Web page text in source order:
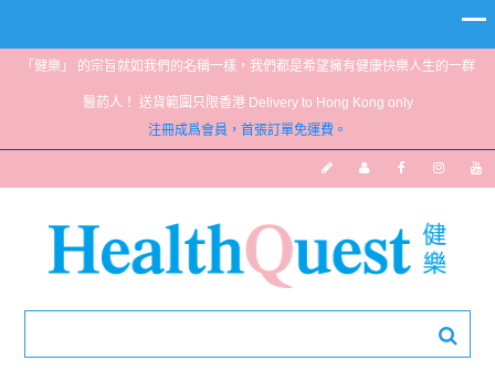
「健樂」 的宗旨就如我們的名稱一樣，我們都是希望擁有健康快樂人生的一群
醫葯人！ 送貨範圍只限香港 Delivery to Hong Kong only
注冊成爲會員，首張訂單免運費。